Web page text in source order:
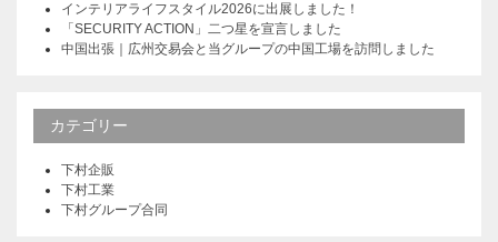
インテリアライフスタイル2026に出展しました！
「SECURITY ACTION」二つ星を宣言しました
中国出張｜広州交易会と当グループの中国工場を訪問しました
カテゴリー
下村企販
下村工業
下村グループ合同